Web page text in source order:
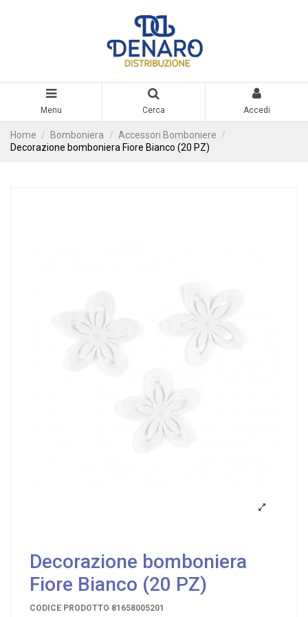
Menu Cerca Accedi
Home Bomboniera
Accessori Bomboniere
Decorazione bomboniera Fiore Bianco (20 PZ)
Decorazione bomboniera
Fiore Bianco (20 PZ)
CODICE PRODOTTO 81658005201